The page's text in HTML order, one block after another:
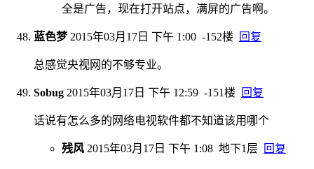
全是广告，现在打开站点，满屏的广告啊。
蓝色梦 2015年03月17日 下午 1:00 -152楼 回复
总感觉央视网的不够专业。
Sobug 2015年03月17日 下午 12:59 -151楼 回复
话说有怎么多的网络电视软件都不知道该用哪个
残风 2015年03月17日 下午 1:08 地下1层 回复